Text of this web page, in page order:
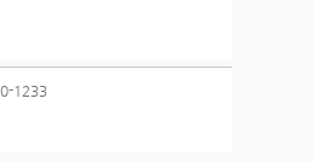
소마취 수술은 절개
강윤식 외과전문의
1233